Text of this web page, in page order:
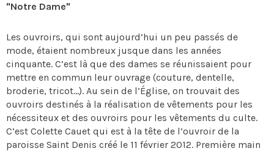
"Notre Dame"
Les ouvroirs, qui sont aujourd’hui un peu passés de
mode, étaient nombreux jusque dans les années
cinquante. C’est là que des dames se réunissaient pour
mettre en commun leur ouvrage (couture, dentelle,
broderie, tricot…). Au sein de l’Église, on trouvait des
ouvroirs destinés à la réalisation de vêtements pour les
nécessiteux et des ouvroirs pour les vêtements du culte.
C’est Colette Cauet qui est à la tête de l’ouvroir de la
paroisse Saint Denis créé le 11 février 2012. Première main